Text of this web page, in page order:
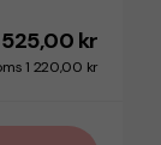
525,00 kr
1 220,00 kr